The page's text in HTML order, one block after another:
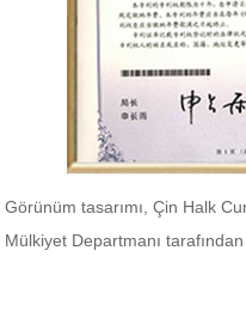
Görünüm tasarımı, Çin Halk
Mülkiyet Departmanı tarafından